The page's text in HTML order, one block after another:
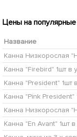
Цены на
Название
Канна Низкорослая
Канна "Firebird" 1шт в
Канна "President" 1шт
Канна "Pink President"
Канна Низкорослая
Канна "En Avant" 1шт